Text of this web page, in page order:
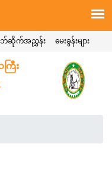
မေးခွန်းများ
ဘ်ဆိုက်အညွှန်း
ြီး